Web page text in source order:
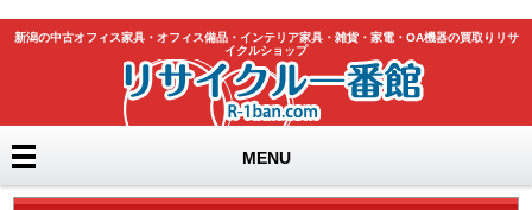
新潟の中古オフィス家具・オフィス備品・インテリア家具・雑貨・家電・OA機器の買取りリサ
イクルショップ
MENU